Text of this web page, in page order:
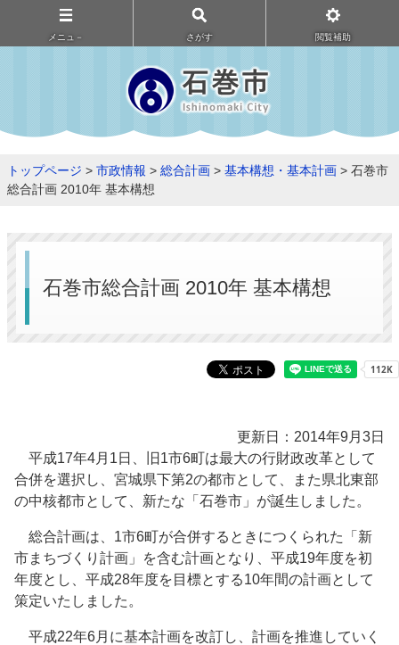
メニュ－ さがす 閲覧補助
トップページ > 市政情報 > 総合計画 > 基本構想・基本計画 > 石巻市
総合計画 2010年 基本構想
石巻市総合計画 2010年 基本構想
更新日：2014年9月3日
平成17年4月1日、旧1市6町は最大の行財政改革として
合併を選択し、宮城県下第2の都市として、また県北東部
の中核都市として、新たな「石巻市」が誕生しました。
総合計画は、1市6町が合併するときにつくられた「新
市まちづくり計画」を含む計画となり、平成19年度を初
年度とし、平成28年度を目標とする10年間の計画として
策定いたしました。
平成22年6月に基本計画を改訂し、計画を推進していく